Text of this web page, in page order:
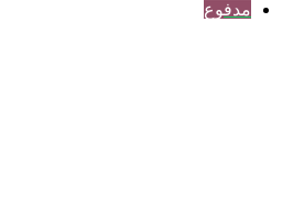
مدفوع